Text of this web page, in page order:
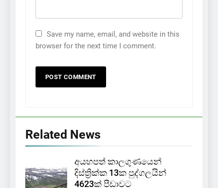
Save my name, email, and website in this
browser for the next time I comment.
Related News
අයහපත් කාලගුණයෙන්
දිස්ත්‍රික්ක 13ක පුද්ගලයින්
4623ක් පීඩාවට